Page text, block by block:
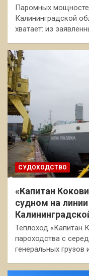
Паромных
Калининградской
хватает: из
СУДОХОДСТВО
«Капитан
судном на
Теплоход «Капитан
пароходства с
генеральных грузов